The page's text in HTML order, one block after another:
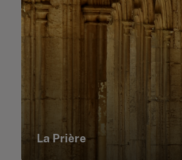
La Prière